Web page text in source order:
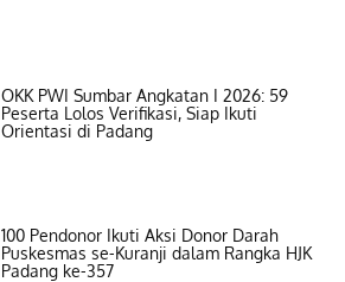
OKK PWI Sumbar Angkatan I 2026: 59
Peserta Lolos Verifikasi, Siap Ikuti
Orientasi di Padang
100 Pendonor Ikuti Aksi Donor Darah
Puskesmas se-Kuranji dalam Rangka HJK
Padang ke-357